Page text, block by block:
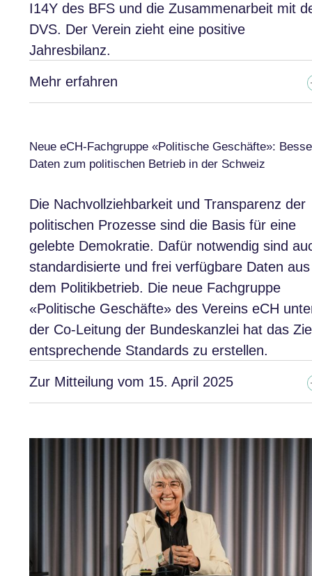
I14Y des BFS und die Zusammenarbeit mit
DVS. Der Verein zieht eine positive
Jahresbilanz.
Mehr erfahren
Neue eCH-Fachgruppe «Politische Geschäfte»:
Daten zum politischen Betrieb in der Schweiz
Die Nachvollziehbarkeit und Transparenz der
politischen Prozesse sind die Basis für eine
gelebte Demokratie. Dafür notwendig sind
standardisierte und frei verfügbare Daten aus
dem Politikbetrieb. Die neue Fachgruppe
«Politische Geschäfte» des Vereins eCH
der Co-Leitung der Bundeskanzlei hat das
entsprechende Standards zu erstellen.
Zur Mitteilung vom 15. April 2025